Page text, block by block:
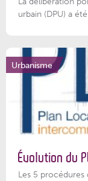
urbain (DPU) a
Urbanisme
Évolution du
Les 5 procédures